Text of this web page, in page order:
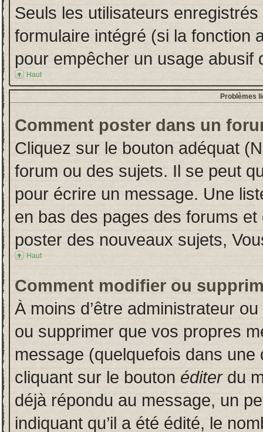
Seuls les utilisateurs
formulaire intégré (si la fonction
pour empêcher un usage abusif
Haut
Problèmes
Comment poster dans un
Cliquez sur le bouton adéquat
forum ou des sujets. Il se peut
pour écrire un message. Une
en bas des pages des forums
poster des nouveaux sujets,
Haut
Comment modifier ou
À moins d’être administrateur
ou supprimer que vos propres
message (quelquefois dans
cliquant sur le bouton éditerdu
déjà répondu au message, un
indiquant qu’il a été édité, le